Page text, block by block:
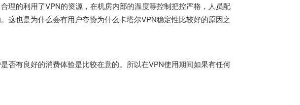
理的利用了VPN的资源，在机房内部的温度等控制把控严格，人员配
这也是为什么会有用户夸赞为什么卡塔尔VPN稳定性比较好的原因之
否有良好的消费体验是比较在意的。所以在VPN使用期间如果有任何